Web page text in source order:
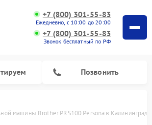
+7 (800) 301-55-83
Ежедневно, с 10:00 до 20:00
+7 (800) 301-55-83
Звонок бесплатный по РФ
Позвонить
машины Brother PRS100 Persona в Калининграде